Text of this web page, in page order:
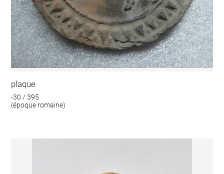
plaque
-30 / 395
(époque romaine)